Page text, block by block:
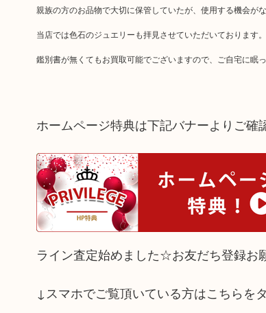
親族の方のお品物で大切に保管していたが、使用する機会が
当店では色石のジュエリーも拝見させていただいております。
鑑別書が無くてもお買取可能でございますので、ご自宅に眠
ホームページ特典は下記バナーよりご確
ライン査定始めました☆お友だち登録お
↓スマホでご覧頂いている方はこちらを